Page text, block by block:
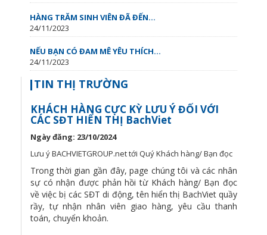
HÀNG TRĂM SINH VIÊN ĐÃ ĐẾN...
24/11/2023
NẾU BẠN CÓ ĐAM MÊ YÊU THÍCH...
24/11/2023
TIN THỊ TRƯỜNG
KHÁCH HÀNG CỰC KỲ LƯU Ý ĐỐI VỚI
CÁC SĐT HIỂN THỊ BachViet
Ngày đăng: 23/10/2024
Lưu ý BACHVIETGROUP.net tới Quý Khách hàng/ Bạn đọc
Trong thời gian gần đây, page chúng tôi và các nhân
sự có nhận được phản hồi từ Khách hàng/ Bạn đọc
về việc bị các SĐT di động, tên hiển thị BachViet quầy
rầy, tự nhận nhân viên giao hàng, yêu cầu thanh
toán, chuyển khoản.